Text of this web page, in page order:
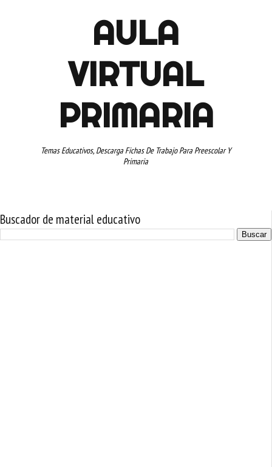
AULA
VIRTUAL
PRIMARIA
Temas Educativos, Descarga Fichas De Trabajo Para Preescolar Y
Primaria
Buscador de material educativo